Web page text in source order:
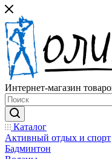
Интернет-магазин
Каталог
Активный отдых и спорт
Бадминтон